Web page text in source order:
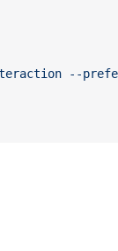
--